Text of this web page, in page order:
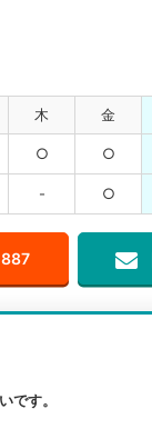
木 金
○ ○
- ○
です。